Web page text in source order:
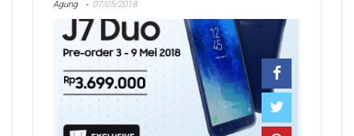
Agung 07/05/2018